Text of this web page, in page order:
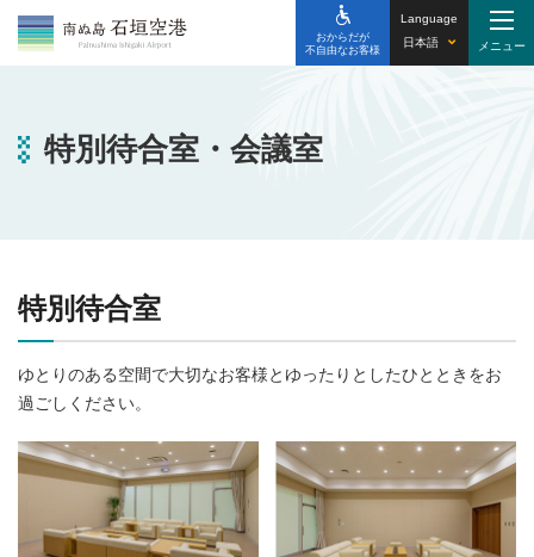
おからだが
不自由なお客様
Language
日本語
特別待合室・会議室
特別待合室
ゆとりのある空間で大切なお客様とゆったりとしたひとときをお
過ごしください。